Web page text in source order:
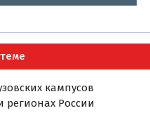
кампусов
регионах России